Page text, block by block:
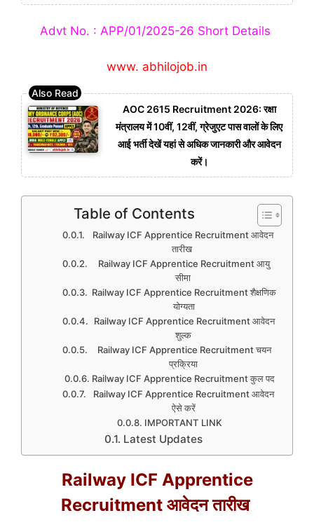
Advt No. : APP/01/2025-26 Short Details
www. abhilojob.in
AOC 2615 Recruitment 2026: रक्षा
मंत्रालय में 10वीं, 12वीं, ग्रेजुएट पास वालों के लिए
आई भर्ती देखें यहां से अधिक जानकारी और आवेदन
करें।
Table of Contents
Railway ICF Apprentice Recruitment आवेदन
तारीख
Railway ICF Apprentice Recruitment आयु
सीमा
Railway ICF Apprentice Recruitment शैक्षणिक
योग्यता
Railway ICF Apprentice Recruitment आवेदन
शुल्क
Railway ICF Apprentice Recruitment चयन
प्रक्रिया
Railway ICF Apprentice Recruitment कुल पद
Railway ICF Apprentice Recruitment आवेदन
ऐसे करें
IMPORTANT LINK
Latest Updates
Railway ICF Apprentice
Recruitment आवेदन तारीख